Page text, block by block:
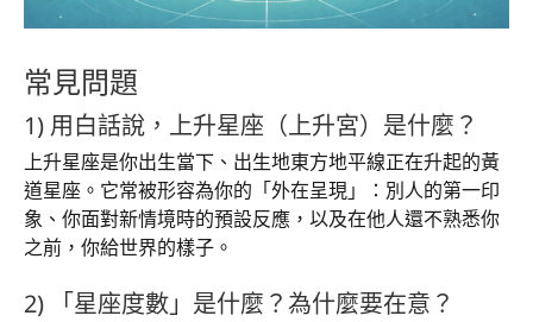
常見問題
1) 用白話說，上升星座（上升宮）是什麼？
上升星座是你出生當下、出生地東方地平線正在升起的黃
道星座。它常被形容為你的「外在呈現」：別人的第一印
象、你面對新情境時的預設反應，以及在他人還不熟悉你
之前，你給世界的樣子。
2) 「星座度數」是什麼？為什麼要在意？